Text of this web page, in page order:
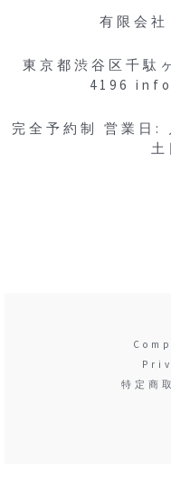
有限会
東京都渋谷区千駄
4196
完全予約制 営業日:
土
特定商